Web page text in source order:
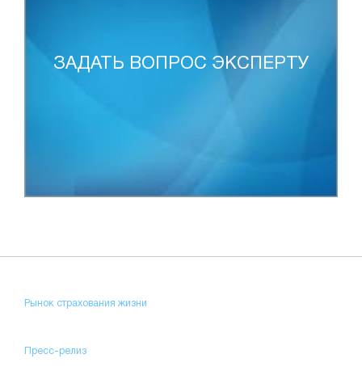
ЗАДАТЬ ВОПРОС ЭКСПЕРТУ
Рынок страхования жизни
Пресс-релиз